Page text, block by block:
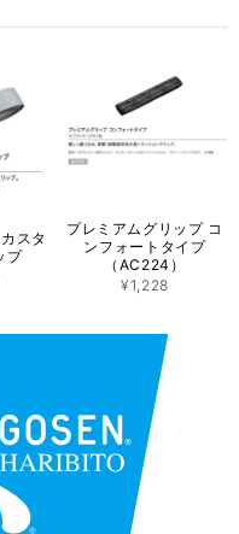
スタ
プ
プレミアムグリップ コ
ンフォートタイプ
（AC224）
¥1,228